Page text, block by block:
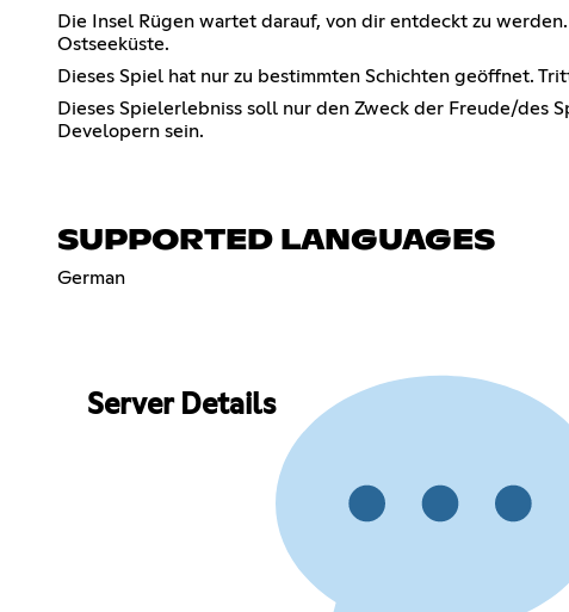
Die Insel Rügen wartet darauf, von dir entdeckt zu
Ostseeküste.
Dieses Spiel hat nur zu bestimmten Schichten geöffnet.
Dieses Spielerlebniss soll nur den Zweck der Freude/des
Developern sein.
SUPPORTED LANGUAGES
German
Server Details